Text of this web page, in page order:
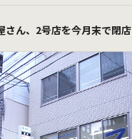
さん、2号店を今月末で閉店